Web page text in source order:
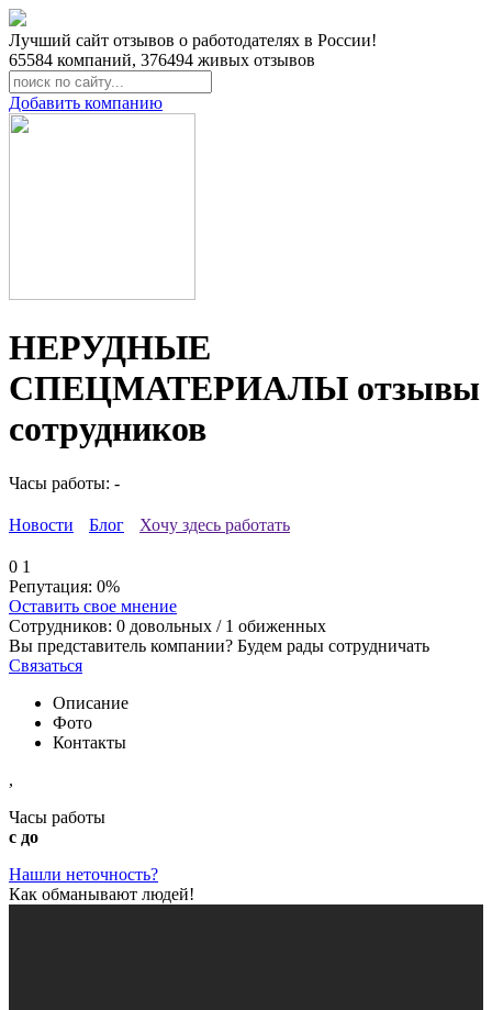
Лучший сайт отзывов о работодателях в России!
65584 компаний, 376494 живых отзывов
Добавить компанию
НЕРУДНЫЕ
СПЕЦМАТЕРИАЛЫ отзывы
сотрудников
Часы работы: -
Новости Блог Хочу здесь работать
0 1
Репутация: 0%
Оставить свое мнение
Сотрудников: 0 довольных / 1 обиженных
Вы представитель компании? Будем рады сотрудничать
Связаться
Описание
Фото
Контакты
,
Часы работы
с до
Нашли неточность?
Как обманывают людей!